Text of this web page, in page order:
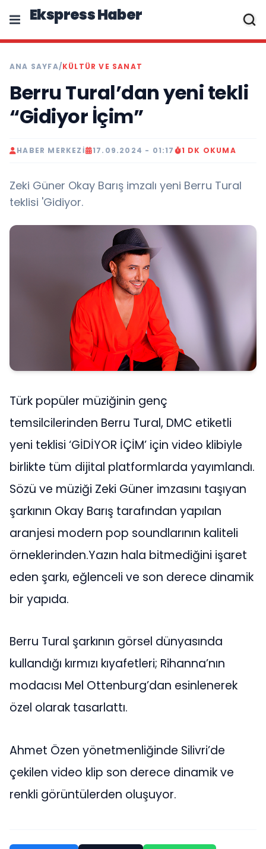
Ekspress Haber
ANA SAYFA/KÜLTÜR VE SANAT
Berru Tural’dan yeni tekli
“Gidiyor İçim”
HABER MERKEZI 17.09.2024 - 01:17 1 DK OKUMA
Zeki Güner Okay Barış imzalı yeni Berru Tural
teklisi 'Gidiyor.
Türk popüler müziğinin genç
temsilcilerinden Berru Tural, DMC etiketli
yeni teklisi ‘GİDİYOR İÇİM’ için video klibiyle
birlikte tüm dijital platformlarda yayımlandı.
Sözü ve müziği Zeki Güner imzasını taşıyan
şarkının Okay Barış tarafından yapılan
aranjesi modern pop soundlarının kaliteli
örneklerinden.Yazın hala bitmediğini işaret
eden şarkı, eğlenceli ve son derece dinamik
bir yapıda.
Berru Tural şarkının görsel dünyasında
kullandığı kırmızı kıyafetleri; Rihanna’nın
modacısı Mel Ottenburg’dan esinlenerek
özel olarak tasarlattı.
Ahmet Özen yönetmenliğinde Silivri’de
çekilen video klip son derece dinamik ve
renkli görüntülerden oluşuyor.